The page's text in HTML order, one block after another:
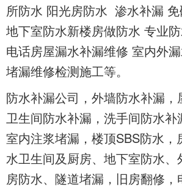
所防水 阳光房防水 渗水补漏
地下室防水新楼房做防水 专业
电话房屋漏水补漏维修 室内外
堵漏维修检测施工等。
防水补漏公司，外墙防水补漏，
卫生间防水补漏，洗手间防水补
室内注浆堵漏，楼顶SBS防水，
水卫生间及厨房、地下室防水、
房防水、隧道堵漏，旧房翻修